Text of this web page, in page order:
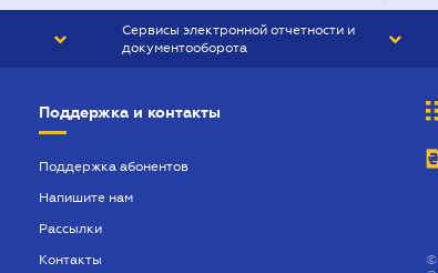
Сервисы электронной отчетности и
документооборота
Поддержка и контакты
Поддержка абонентов
Напишите нам
Рассылки
Контакты
©